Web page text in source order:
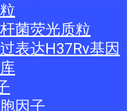
菌荧光质粒
表达H37Rv基因
因子